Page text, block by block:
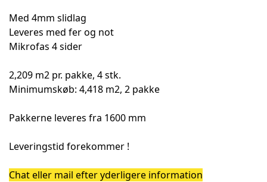
Med 4mm slidlag
Leveres med fer og not
Mikrofas 4 sider
2,209 m2 pr. pakke, 4 stk.
Minimumskøb: 4,418 m2, 2 pakke
Pakkerne leveres fra 1600 mm
Leveringstid forekommer !
Chat eller mail efter yderligere information